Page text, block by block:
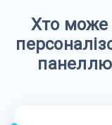
Хто може